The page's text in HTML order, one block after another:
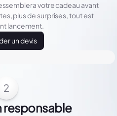
votre cadeau avant
plus de surprises, tout est
lancement.
un devis
2
responsable